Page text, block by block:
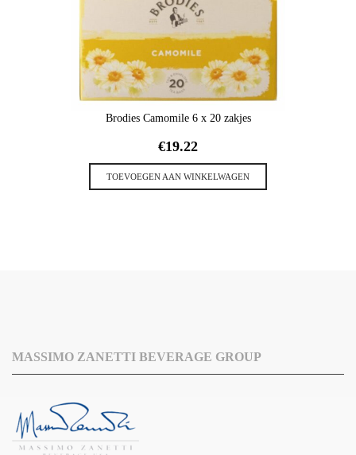
Brodies Camomile 6 x 20 zakjes
€19.22
TOEVOEGEN AAN WINKELWAGEN
MASSIMO ZANETTI BEVERAGE GROUP